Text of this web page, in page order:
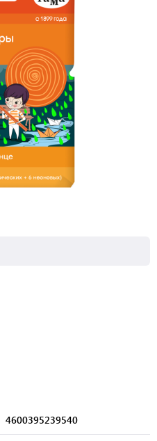
4600395239540